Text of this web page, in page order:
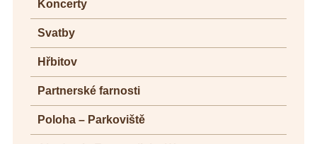
Koncerty
Svatby
Hřbitov
Partnerské farnosti
Poloha – Parkoviště